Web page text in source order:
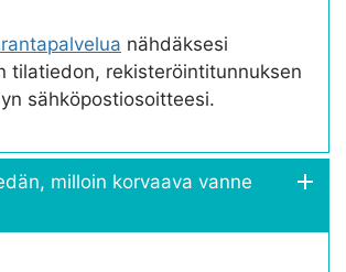
nähdäksesi
tilatiedon, rekisteröintitunnuksen
sähköpostiosoitteesi.
milloin korvaava vanne